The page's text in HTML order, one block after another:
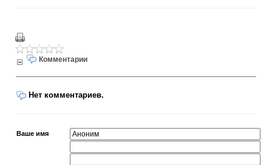
Комментарии
Нет комментариев.
Ваше имя